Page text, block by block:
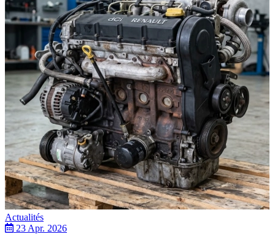
Actualités
23 Apr. 2026